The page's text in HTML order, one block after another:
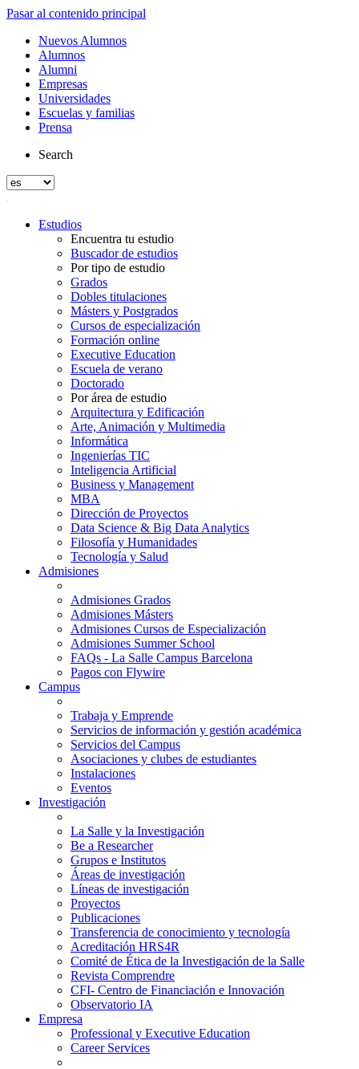
Pasar al contenido principal
Nuevos Alumnos
Alumnos
Alumni
Empresas
Universidades
Escuelas y familias
Prensa
Search
Estudios
Encuentra tu estudio
Buscador de estudios
Por tipo de estudio
Grados
Dobles titulaciones
Másters y Postgrados
Cursos de especialización
Formación online
Executive Education
Escuela de verano
Doctorado
Por área de estudio
Arquitectura y Edificación
Arte, Animación y Multimedia
Informática
Ingenierías TIC
Inteligencia Artificial
Business y Management
MBA
Dirección de Proyectos
Data Science & Big Data Analytics
Filosofía y Humanidades
Tecnología y Salud
Admisiones
Admisiones Grados
Admisiones Másters
Admisiones Cursos de Especialización
Admisiones Summer School
FAQs - La Salle Campus Barcelona
Pagos con Flywire
Campus
Trabaja y Emprende
Servicios de información y gestión académica
Servicios del Campus
Asociaciones y clubes de estudiantes
Instalaciones
Eventos
Investigación
La Salle y la Investigación
Be a Researcher
Grupos e Institutos
Áreas de investigación
Líneas de investigación
Proyectos
Publicaciones
Transferencia de conocimiento y tecnología
Acreditación HRS4R
Comité de Ética de la Investigación de la Salle
Revista Comprendre
CFI- Centro de Financiación e Innovación
Observatorio IA
Empresa
Professional y Executive Education
Career Services